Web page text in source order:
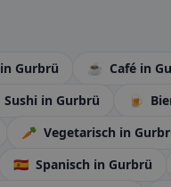
in Gurbrü ☕ Café in
Sushi in Gurbrü 🍺
🥕 Vegetarisch in
🇪🇸 Spanisch in Gurbrü